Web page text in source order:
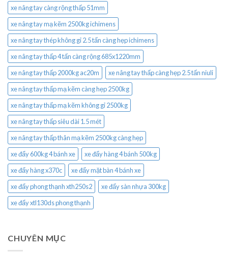
xe nâng tay càng rộng thấp 51mm
xe nâng tay mạ kẽm 2500kg ichimens
xe nâng tay thép không gỉ 2.5 tấn càng hẹp ichimens
xe nâng tay thấp 4 tấn càng rộng 685x1220mm
xe nâng tay thấp 2000kg ac20m
xe nâng tay thấp càng hẹp 2.5 tấn niuli
xe nâng tay thấp mạ kẽm càng hẹp 2500kg
xe nâng tay thấp mạ kẽm không gỉ 2500kg
xe nâng tay thấp siêu dài 1.5 mét
xe nâng tay thấp thân mạ kẽm 2500kg càng hẹp
xe đẩy 600kg 4 bánh xe
xe đẩy hàng 4 bánh 500kg
xe đẩy hàng x370c
xe đẩy mặt bàn 4 bánh xe
xe đẩy phong thạnh xth250s2
xe đẩy sàn nhựa 300kg
xe đẩy xtl130ds phong thạnh
CHUYÊN MỤC